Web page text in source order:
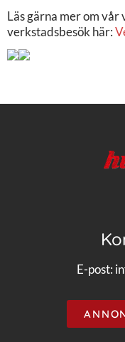
Läs gärna mer om
verkstadsbesök här:
E-post: